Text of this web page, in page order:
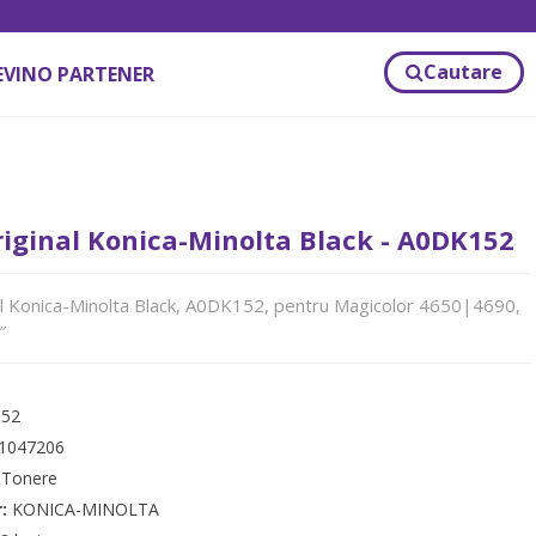
PARTENER Cautare
Konica-Minolta Black - A0DK152
Konica-Minolta Black, A0DK152, pentru Magicolor 4650|4690,
Tonere
KONICA-MINOLTA